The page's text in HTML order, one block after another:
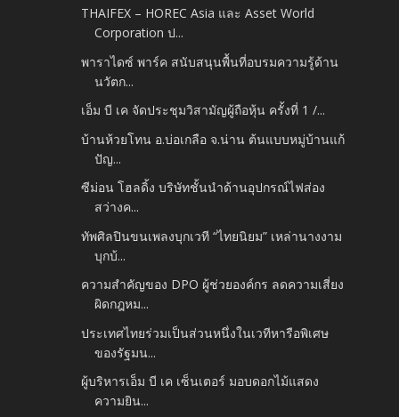
THAIFEX – HOREC Asia และ Asset World
Corporation ป...
พาราไดซ์ พาร์ค สนับสนุนพื้นที่อบรมความรู้ด้าน
นวัตก...
เอ็ม บี เค จัดประชุมวิสามัญผู้ถือหุ้น ครั้งที่ 1 /...
บ้านห้วยโทน อ.บ่อเกลือ จ.น่าน ต้นแบบหมู่บ้านแก้
ปัญ...
ซีม่อน โฮลดิ้ง บริษัทชั้นนำด้านอุปกรณ์ไฟส่อง
สว่างค...
ทัพศิลปินขนเพลงบุกเวที “ไทยนิยม” เหล่านางงาม
บุกบ้...
ความสำคัญของ DPO ผู้ช่วยองค์กร ลดความเสี่ยง
ผิดกฎหม...
ประเทศไทยร่วมเป็นส่วนหนึ่งในเวทีหารือพิเศษ
ของรัฐมน...
ผู้บริหารเอ็ม บี เค เซ็นเตอร์ มอบดอกไม้แสดง
ความยิน...